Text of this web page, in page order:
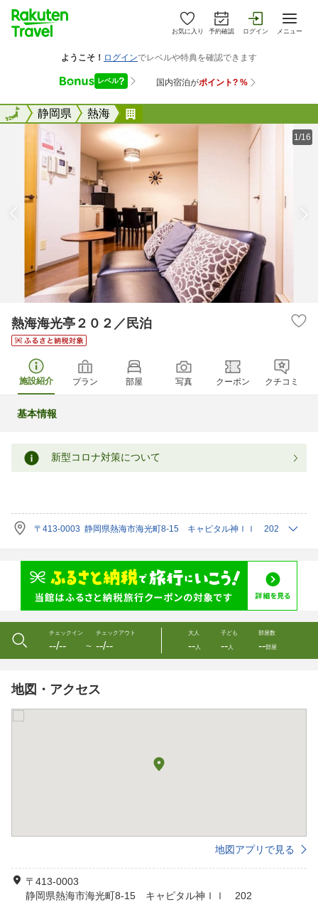
お気に入り 予約確認 ログイン メニュー
全国静岡県 熱海
全国
1/16
熱海海光亭２０２／民泊
施設紹介 プラン 部屋 写真 クーポン クチコミ
基本情報
新型コロナ対策について
〒413-0003 静岡県熱海市海光町8-15 キャピタル神ｌｌ 202
チェックイン
--/-- 〜
チェックアウト
--/--
大人
--人
子ども
--人
部屋数
--部屋
地図・アクセス
地図アプリで見る
〒413-0003
静岡県熱海市海光町8-15 キャピタル神ｌｌ 202